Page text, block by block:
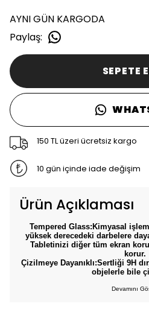
AYNI GÜN KARGODA
Paylaş:
SEPETE
150 TL üzeri ücretsiz kargo
10 gün içinde iade değişim
Ürün Açıklaması
Tempered Glass: Kimyasal
yüksek derecedeki darbelere
Tabletinizi diğer tüm ekran
korur.
Çizilmeye Dayanıklı:Sertliği 9H
objelerle bile
Devamını